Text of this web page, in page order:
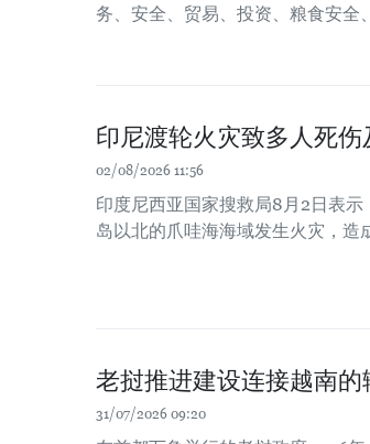
务、安全、贸易、投资、粮食安全
印尼渡轮火灾致多人死伤
02/08/2026 11:56
印度尼西亚国家搜救局8月2日表
岛以北的爪哇海海域发生火灾，造
老挝推进建设连接越南的
31/07/2026 09:20